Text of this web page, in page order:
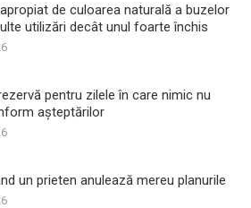
de culoarea naturală a buzelor
utilizări decât unul foarte închis
pentru zilele în care nimic nu
așteptărilor
un prieten anulează mereu planurile